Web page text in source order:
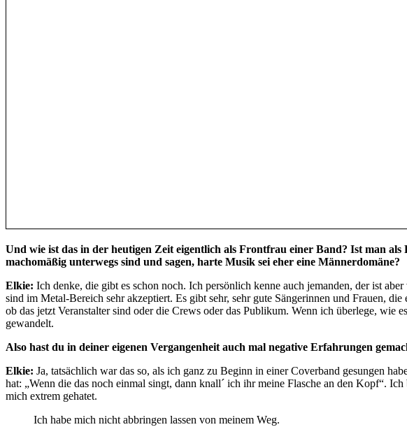
Und wie ist das in der heutigen Zeit eigentlich als Frontfrau einer Band? Ist man
machomäßig unterwegs sind und sagen, harte Musik sei eher eine Männerdomäne?
Elkie: Ich denke, die gibt es schon noch. Ich persönlich kenne auch jemanden, der ist
sind im Metal-Bereich sehr akzeptiert. Es gibt sehr, sehr gute Sängerinnen und Frauen,
ob das jetzt Veranstalter sind oder die Crews oder das Publikum. Wenn ich überlege, wie
gewandelt.
Also hast du in deiner eigenen Vergangenheit auch mal negative Erfahrungen
Elkie: Ja, tatsächlich war das so, als ich ganz zu Beginn in einer Coverband gesungen
hat: „Wenn die das noch einmal singt, dann knall´ ich ihr meine Flasche an den Kopf“.
mich extrem gehatet.
Ich habe mich nicht abbringen lassen von meinem Weg.